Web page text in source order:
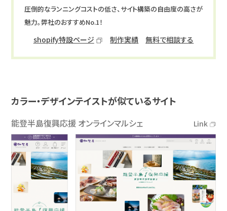
圧倒的なランニングコストの低さ、サイト構築の自由度の高さが
魅力。弊社のおすすめNo.1！
shopify特設ページ 制作実績 無料で相談する
カラー・デザインテイストが似ているサイト
能登半島復興応援 オンラインマルシェ Link